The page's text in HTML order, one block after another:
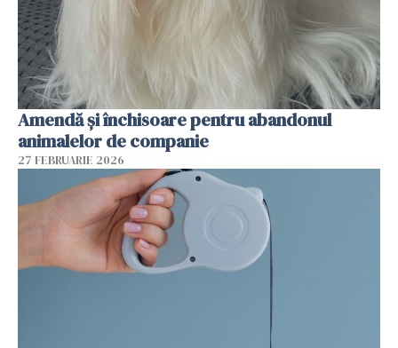
Amendă și închisoare pentru abandonul
animalelor de companie
27 FEBRUARIE 2026